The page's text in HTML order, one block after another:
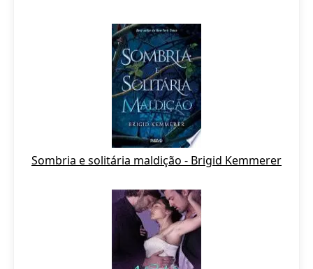
Sombria e solitária maldição - Brigid Kemmerer